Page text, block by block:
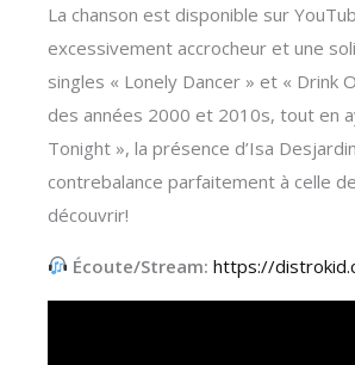
La chanson est disponible sur
excessivement accrocheur et une
singles « Lonely Dancer » et « Drink
des années 2000 et 2010s, tout en
Tonight », la présence d’Isa
contrebalance parfaitement à celle
découvrir!
Écoute/Stream: https://